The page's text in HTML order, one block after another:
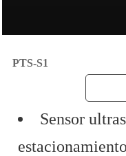
PTS-S1
Sensor